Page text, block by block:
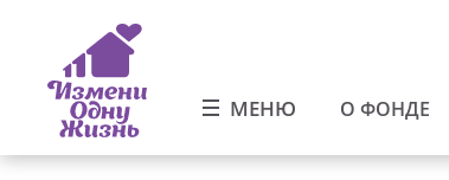
МЕНЮ О ФОНДЕ